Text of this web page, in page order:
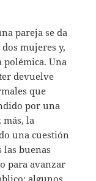
pareja se da
mujeres y,
polémica. Una
devuelve
que
por una
más, la
una cuestión
las buenas
para avanzar